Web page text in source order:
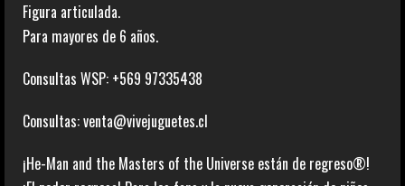
Figura articulada.
Para mayores de 6 años.
Consultas WSP: +569 97335438
Consultas: venta@vivejuguetes.cl
¡He-Man and the Masters of the Universe están de regreso®!